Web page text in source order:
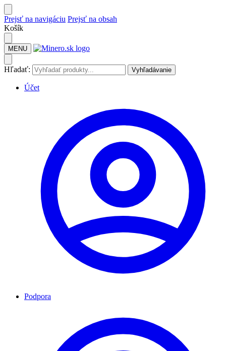
Prejsť na navigáciu Prejsť na obsah
Košík
MENU
Hľadať: Vyhľadávanie
Účet
Podpora